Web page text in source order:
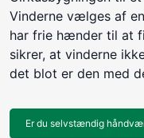
Vinderne vælges af
har frie hænder til at
sikrer, at vinderne
det blot er den med
Er du selvstændig